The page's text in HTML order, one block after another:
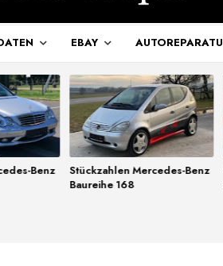
EBAY
Benz
Stückzahlen Mercedes-Benz
Baureihe 168